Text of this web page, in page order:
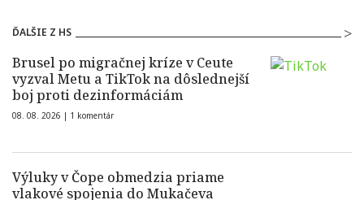
ĎALŠIE Z HS
Brusel po migračnej kríze v Ceute
vyzval Metu a TikTok na dôslednejší
boj proti dezinformáciám
08. 08. 2026 | 1 komentár
Výluky v Čope obmedzia priame
vlakové spojenia do Mukačeva